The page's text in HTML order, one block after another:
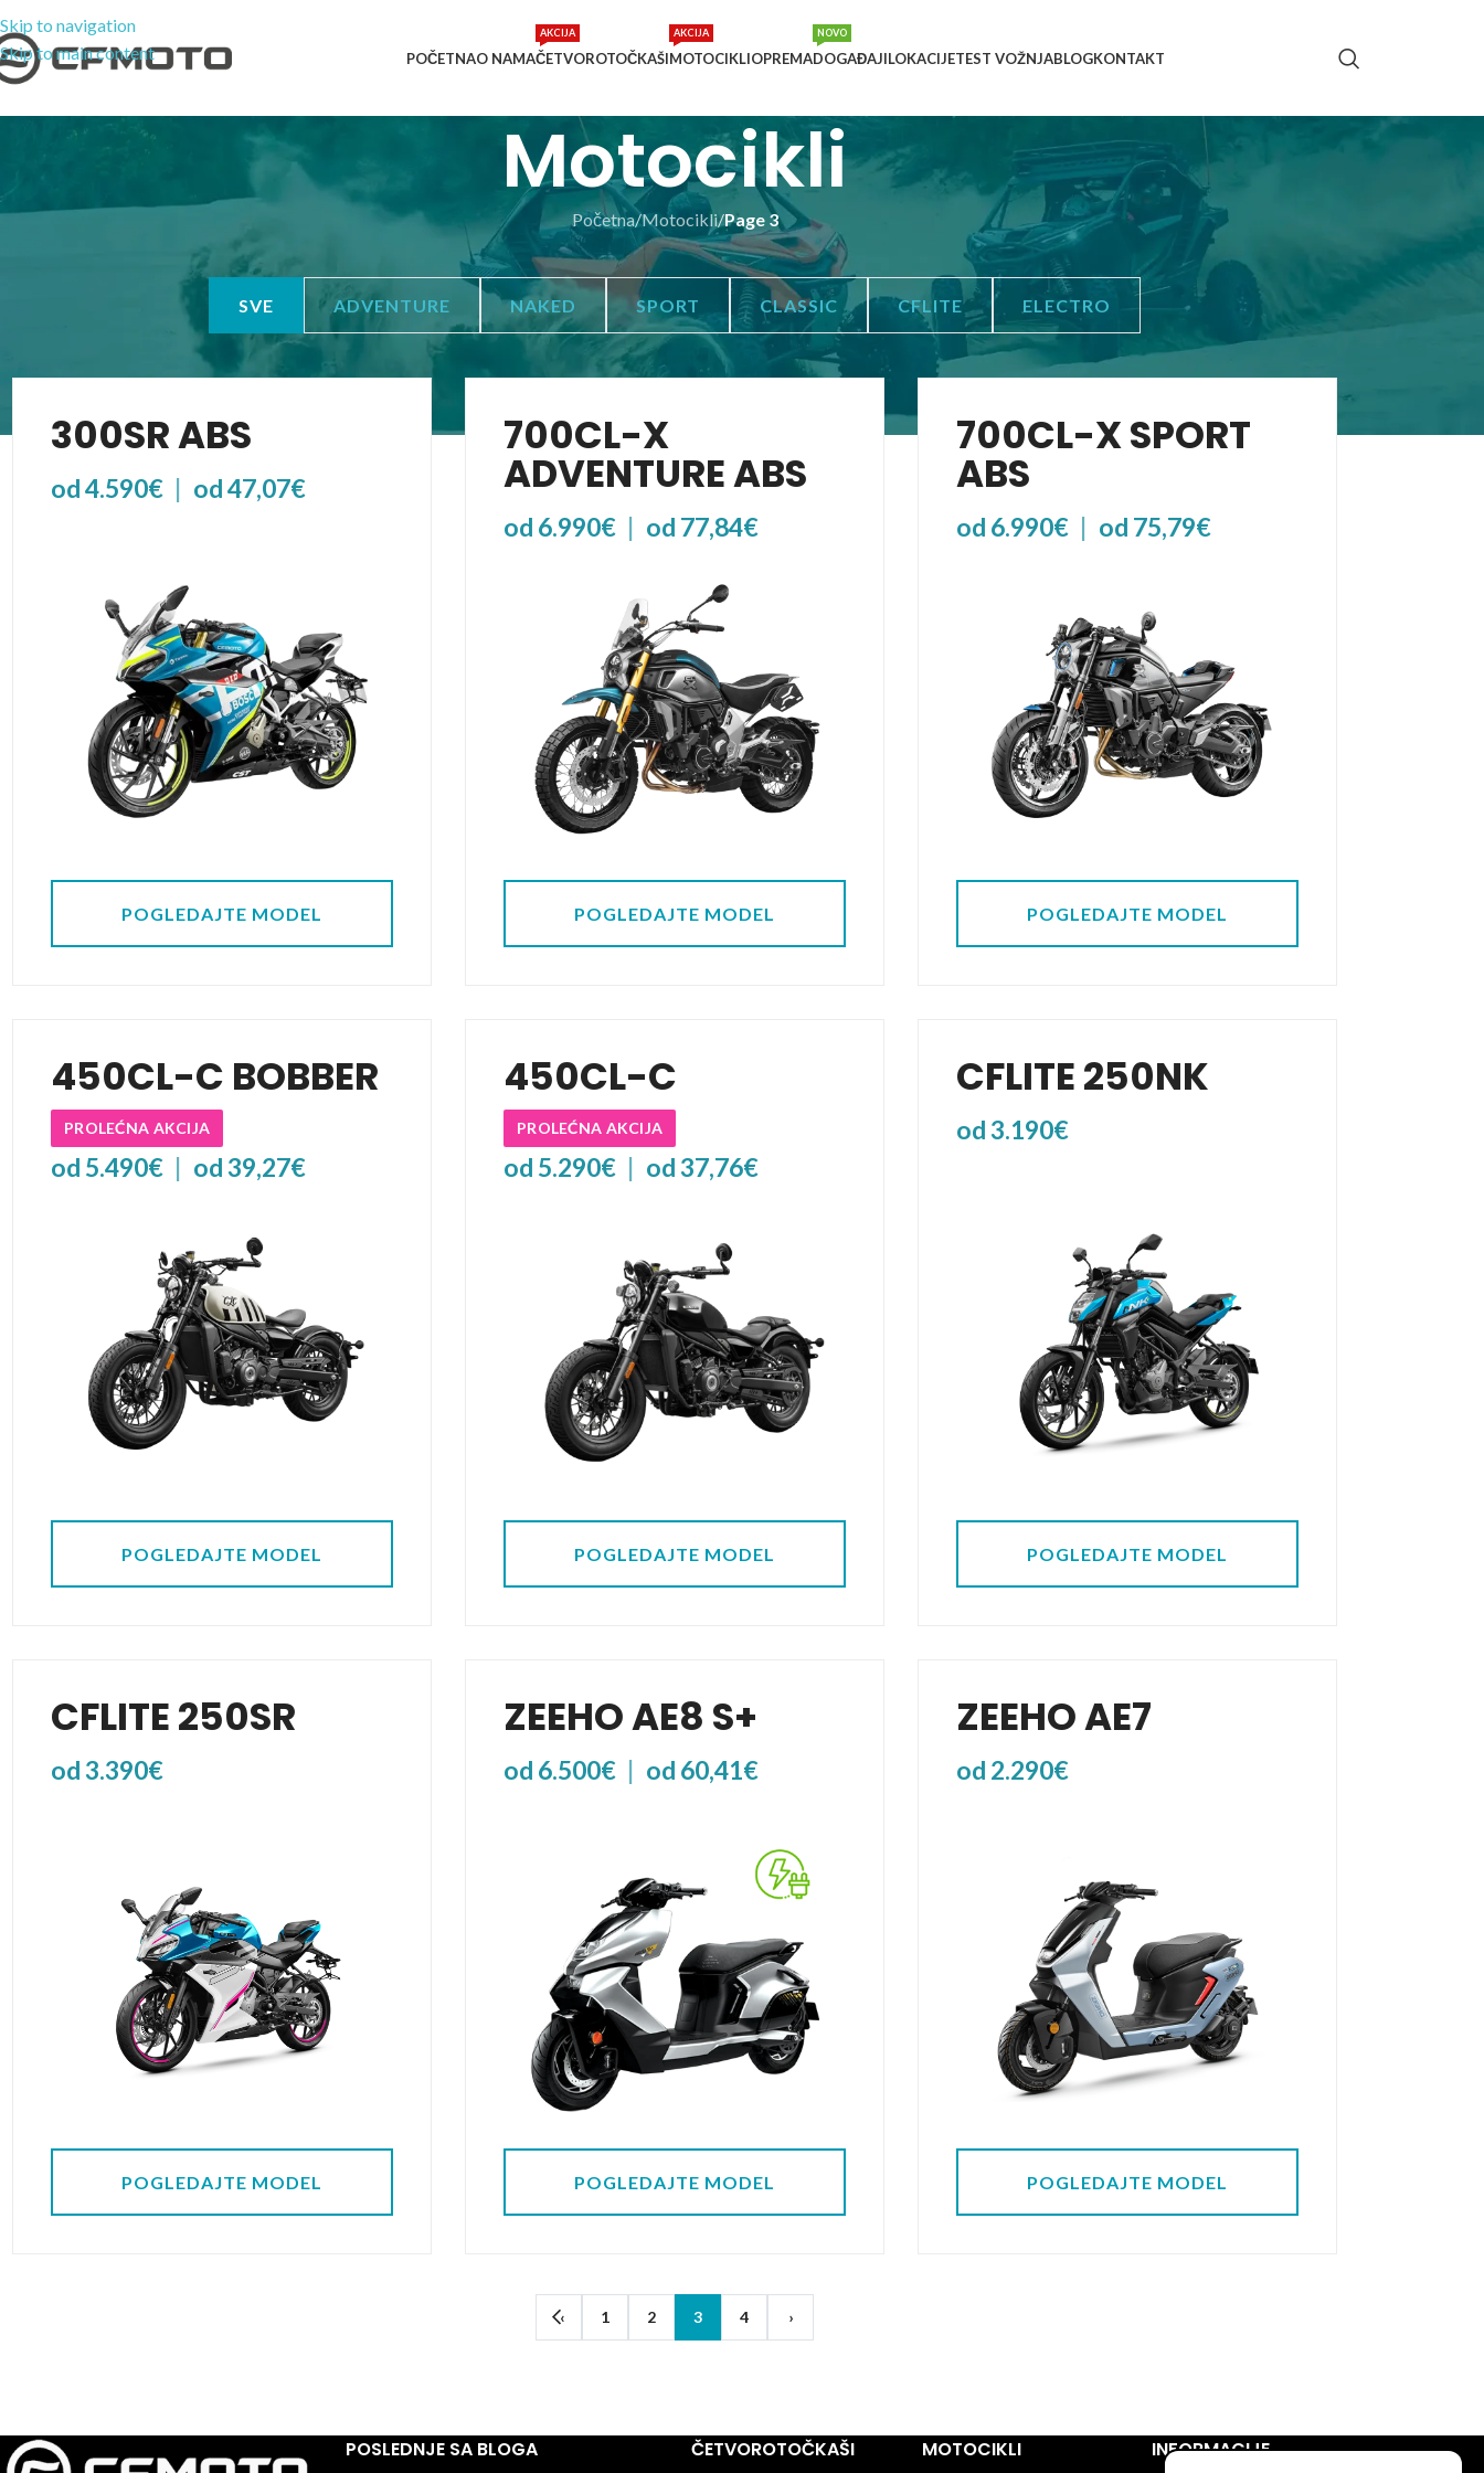
Skip to navigation
Skip to main content
POČETNAO NAMAČETVOROTOČKAŠI
AKCIJA
MOTOCIKLI
AKCIJA
OPREMADOGAĐAJI
NOVO
LOKACIJETEST VOŽNJABLOGKONTAKT
Motocikli
Početna/Motocikli/Page 3
SVE ADVENTURE NAKED SPORT CLASSIC CFLITE ELECTRO
300SR ABS
od 4.590€ | od 47,07€
POGLEDAJTE MODEL
700CL-X
ADVENTURE ABS
od 6.990€ | od 77,84€
POGLEDAJTE MODEL
700CL-X SPORT
ABS
od 6.990€ | od 75,79€
POGLEDAJTE MODEL
450CL-C BOBBER
PROLEĆNA AKCIJA
od 5.490€ | od 39,27€
POGLEDAJTE MODEL
450CL-C
PROLEĆNA AKCIJA
od 5.290€ | od 37,76€
POGLEDAJTE MODEL
CFLITE 250NK
od 3.190€
POGLEDAJTE MODEL
CFLITE 250SR
od 3.390€
POGLEDAJTE MODEL
ZEEHO AE8 S+
od 6.500€ | od 60,41€
POGLEDAJTE MODEL
ZEEHO AE7
od 2.290€
POGLEDAJTE MODEL
‹ 1 2 3 4 ›
POSLEDNJE SA BLOGA ČETVOROTOČKAŠI MOTOCIKLI INFORMACIJE